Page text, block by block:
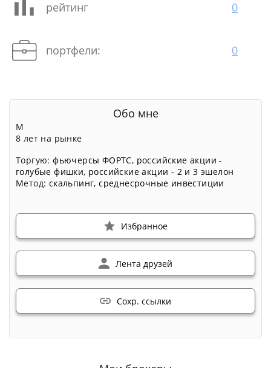
рейтинг 0
портфели: 0
Обо мне
М
8 лет на рынке
Торгую:фьючерсы ФОРТС, российские акции -
голубые фишки, российские акции - 2 и 3 эшелон
Метод: скальпинг,среднесрочные инвестиции
Избранное
Лента друзей
Сохр. ссылки